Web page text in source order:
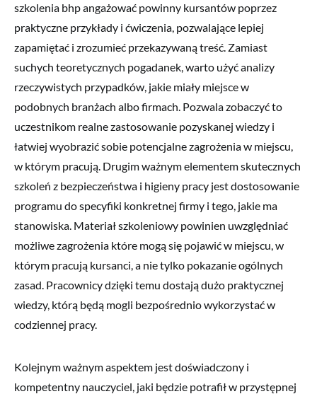
szkolenia bhp angażować powinny kursantów poprzez
praktyczne przykłady i ćwiczenia, pozwalające lepiej
zapamiętać i zrozumieć przekazywaną treść. Zamiast
suchych teoretycznych pogadanek, warto użyć analizy
rzeczywistych przypadków, jakie miały miejsce w
podobnych branżach albo firmach. Pozwala zobaczyć to
uczestnikom realne zastosowanie pozyskanej wiedzy i
łatwiej wyobrazić sobie potencjalne zagrożenia w miejscu,
w którym pracują. Drugim ważnym elementem skutecznych
szkoleń z bezpieczeństwa i higieny pracy jest dostosowanie
programu do specyfiki konkretnej firmy i tego, jakie ma
stanowiska. Materiał szkoleniowy powinien uwzględniać
możliwe zagrożenia które mogą się pojawić w miejscu, w
którym pracują kursanci, a nie tylko pokazanie ogólnych
zasad. Pracownicy dzięki temu dostają dużo praktycznej
wiedzy, którą będą mogli bezpośrednio wykorzystać w
codziennej pracy.
Kolejnym ważnym aspektem jest doświadczony i
kompetentny nauczyciel, jaki będzie potrafił w przystępnej